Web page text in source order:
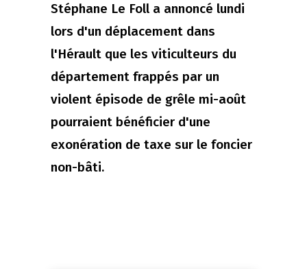
Stéphane Le Foll a annoncé lundi
lors d'un déplacement dans
l'Hérault que les viticulteurs du
département frappés par un
violent épisode de grêle mi-août
pourraient bénéficier d'une
exonération de taxe sur le foncier
non-bâti.